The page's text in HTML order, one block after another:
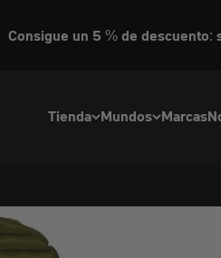
Consigue un 5 % de
Tienda Mundos Marcas